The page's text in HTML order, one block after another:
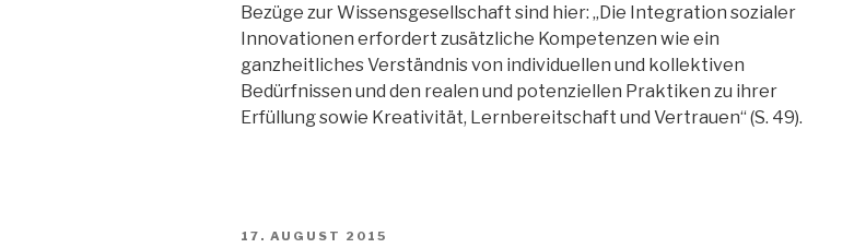
Bezüge zur Wissensgesellschaft sind hier: „Die Integration sozialer
Innovationen erfordert zusätzliche Kompetenzen wie ein
ganzheitliches Verständnis von individuellen und kollektiven
Bedürfnissen und den realen und potenziellen Praktiken zu ihrer
Erfüllung sowie Kreativität, Lernbereitschaft und Vertrauen“ (S. 49).
VERÖFFENTLICHT
17. AUGUST 2015